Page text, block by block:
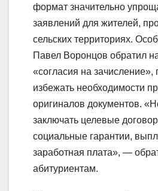
формат значительно
заявлений для жителей,
сельских территориях.
Павел Воронцов обратил
«согласия на
избежать необходимости
оригиналов документов.
заключать целевые
социальные гарантии,
заработная плата», —
абитуриентам.